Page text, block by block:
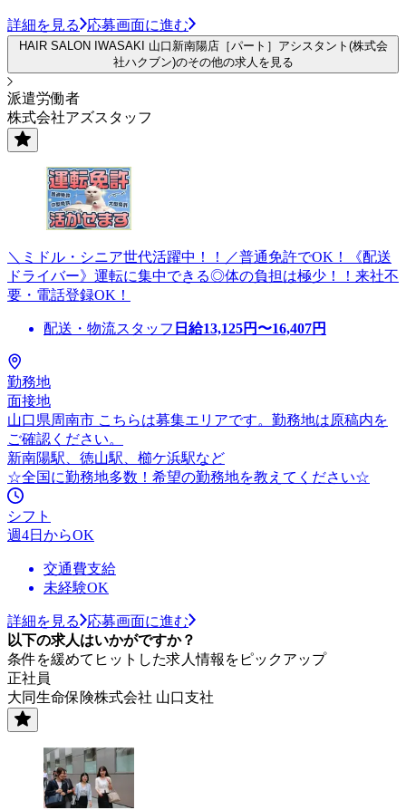
詳細を見る 応募画面に進む
HAIR SALON IWASAKI 山口新南陽店［パート］アシスタント(株式会
社ハクブン)のその他の求人を見る
派遣労働者
株式会社アズスタッフ
＼ミドル・シニア世代活躍中！！／普通免許でOK！《配送
ドライバー》運転に集中できる◎体の負担は極少！！来社不
要・電話登録OK！
配送・物流スタッフ 日給13,125円〜16,407円
勤務地
面接地
山口県周南市 こちらは募集エリアです。勤務地は原稿内を
ご確認ください。
新南陽駅、徳山駅、櫛ケ浜駅など
☆全国に勤務地多数！希望の勤務地を教えてください☆
シフト
週4日からOK
交通費支給
未経験OK
詳細を見る
応募画面に進む
以下の求人はいかがですか？
条件を緩めてヒットした求人情報をピックアップ
正社員
大同生命保険株式会社 山口支社